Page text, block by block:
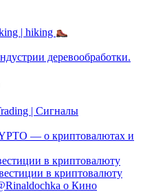
| hiking
деревообработки.
| Сигналы
— о криптовалютах и
в криптовалюту
в криптовалюту
о Кино